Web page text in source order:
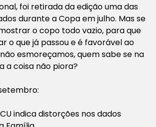
foi retirada da edição uma das
durante a Copa em julho. Mas se
o copo todo vazio, para que
o que já passou e é favorável ao
esmoreçamos, quem sabe se na
a coisa não piora?
indica distorções nos dados